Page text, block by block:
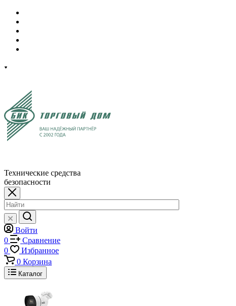
Технические средства
безопасности
Войти
0
Сравнение
0
Избранное
0 Корзина
Каталог